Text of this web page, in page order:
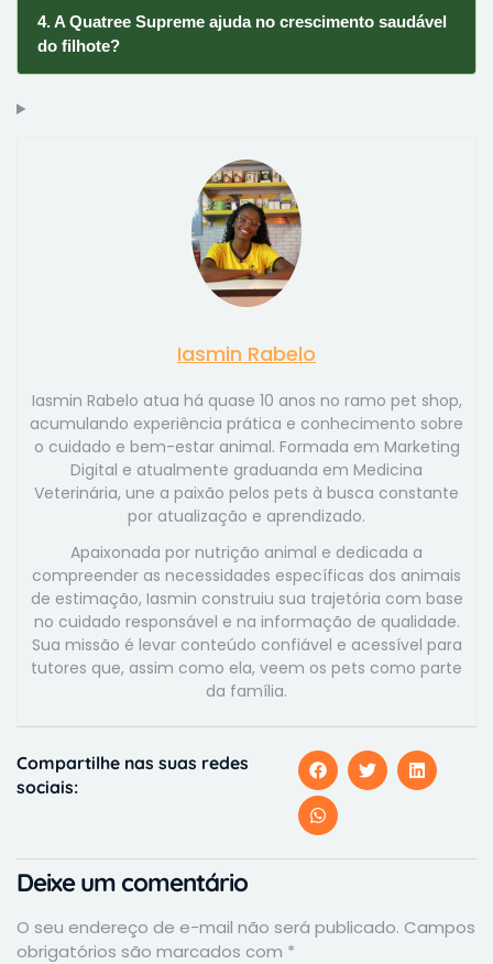
4. A Quatree Supreme ajuda no crescimento saudável
do filhote?
Iasmin Rabelo
Iasmin Rabelo atua há quase 10 anos no ramo pet shop,
acumulando experiência prática e conhecimento sobre
o cuidado e bem-estar animal. Formada em Marketing
Digital e atualmente graduanda em Medicina
Veterinária, une a paixão pelos pets à busca constante
por atualização e aprendizado.
Apaixonada por nutrição animal e dedicada a
compreender as necessidades específicas dos animais
de estimação, Iasmin construiu sua trajetória com base
no cuidado responsável e na informação de qualidade.
Sua missão é levar conteúdo confiável e acessível para
tutores que, assim como ela, veem os pets como parte
da família.
Compartilhe nas suas redes
sociais:
Deixe um comentário
O seu endereço de e-mail não será publicado. Campos
obrigatórios são marcados com *